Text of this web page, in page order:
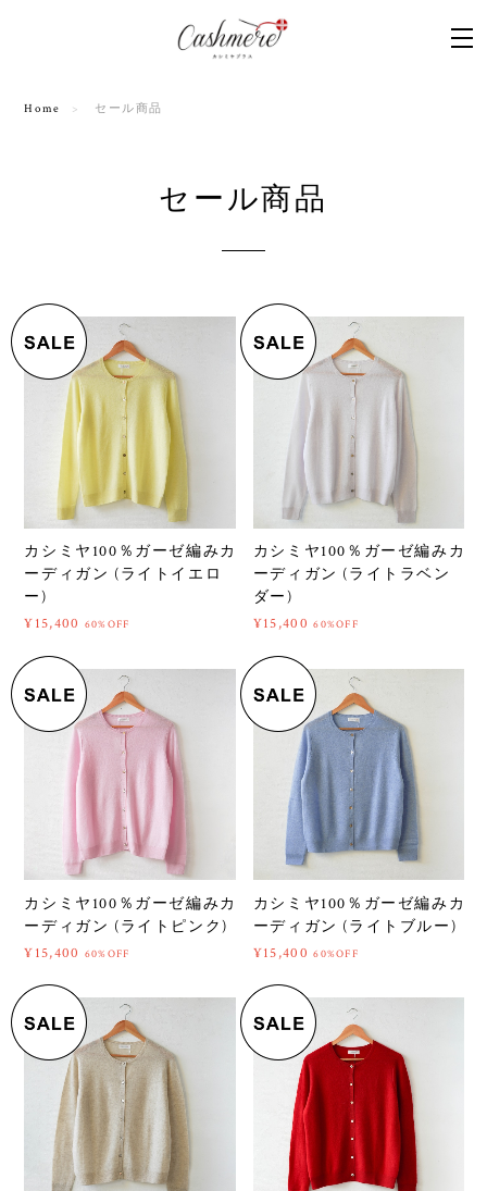
Home セール商品
セール商品
カシミヤ100％ガーゼ編みカ
ーディガン (ライトイエロ
ー)
¥15,400 60%OFF
カシミヤ100％ガーゼ編みカ
ーディガン (ライトラベン
ダー)
¥15,400 60%OFF
カシミヤ100％ガーゼ編みカ
ーディガン (ライトピンク)
¥15,400 60%OFF
カシミヤ100％ガーゼ編みカ
ーディガン (ライトブルー)
¥15,400 60%OFF